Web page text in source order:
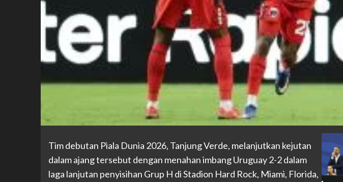
Tim debutan Piala Dunia 2026, Tanjung Verde, melanjutkan kejutan
dalam ajang tersebut dengan menahan imbang Uruguay 2-2 dalam
laga lanjutan penyisihan Grup H di Stadion Hard Rock, Miami, Florida,